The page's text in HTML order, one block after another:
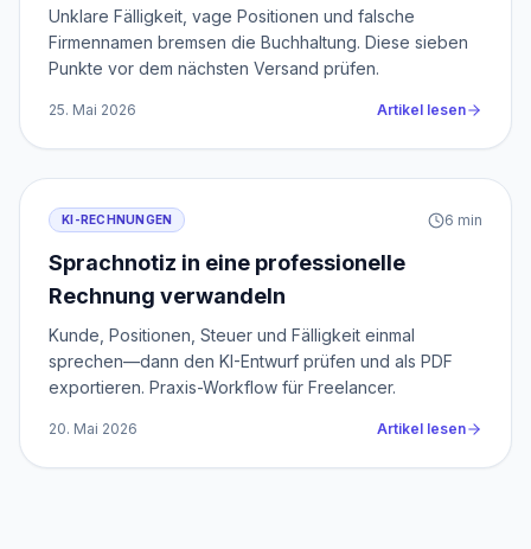
Unklare Fälligkeit, vage Positionen und falsche
Firmennamen bremsen die Buchhaltung. Diese sieben
Punkte vor dem nächsten Versand prüfen.
25. Mai 2026 Artikel lesen
KI-RECHNUNGEN 6 min
Sprachnotiz in eine professionelle
Rechnung verwandeln
Kunde, Positionen, Steuer und Fälligkeit einmal
sprechen—dann den KI-Entwurf prüfen und als PDF
exportieren. Praxis-Workflow für Freelancer.
20. Mai 2026 Artikel lesen